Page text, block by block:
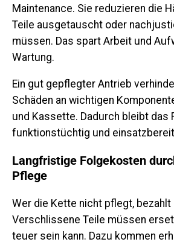
Maintenance. Sie reduzieren die
Teile ausgetauscht oder
müssen. Das spart Arbeit und
Wartung.
Ein gut gepflegter Antrieb
Schäden an wichtigen
und Kassette. Dadurch bleibt das
funktionstüchtig und
Langfristige Folgekosten
Pflege
Wer die Kette nicht pflegt,
Verschlissene Teile müssen
teuer sein kann. Dazu kommen